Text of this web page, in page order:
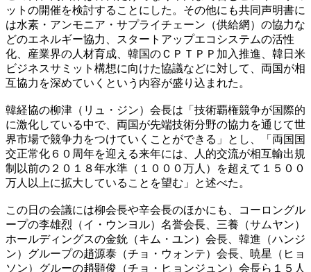
ットの開催を検討することにした。その他にも共同声明書に
は水素・アンモニア・サプライチェーン（供給網）の協力な
どのエネルギー協力、スタートアップエコシステムの活性
化、産業界の人材育成、韓国のＣＰＴＰＰ加入推進、韓日米
ビジネスサミット構想に向けた協議などに対して、両国が相
互協力を深めていくという内容が盛り込まれた。
韓経協の柳津（リュ・ジン）会長は「技術覇権競争が国際的
に激化している中で、両国が先端技術分野の協力を通じて世
界市場で競争力をつけていくことができる」とし、「両国国
交正常化６０周年を迎える来年には、人的交流が相互輸出規
制以前の２０１８年水準（１０００万人）を超えて１５００
万人以上に拡大していることを望む」と述べた。
この日の会議には柳会長や辛会長のほかにも、コーロングル
ープの李雄烈（イ・ウンヨル）名誉会長、三養（サムヤン）
ホールディングスの金鈗（キム・ユン）会長、韓進（ハンジ
ン）グループの趙源泰（チョ・ウォンテ）会長、暁星（ヒョ
ソン）グルーの趙顕俊（チョ・ヒョンジュン）会長ら１５人